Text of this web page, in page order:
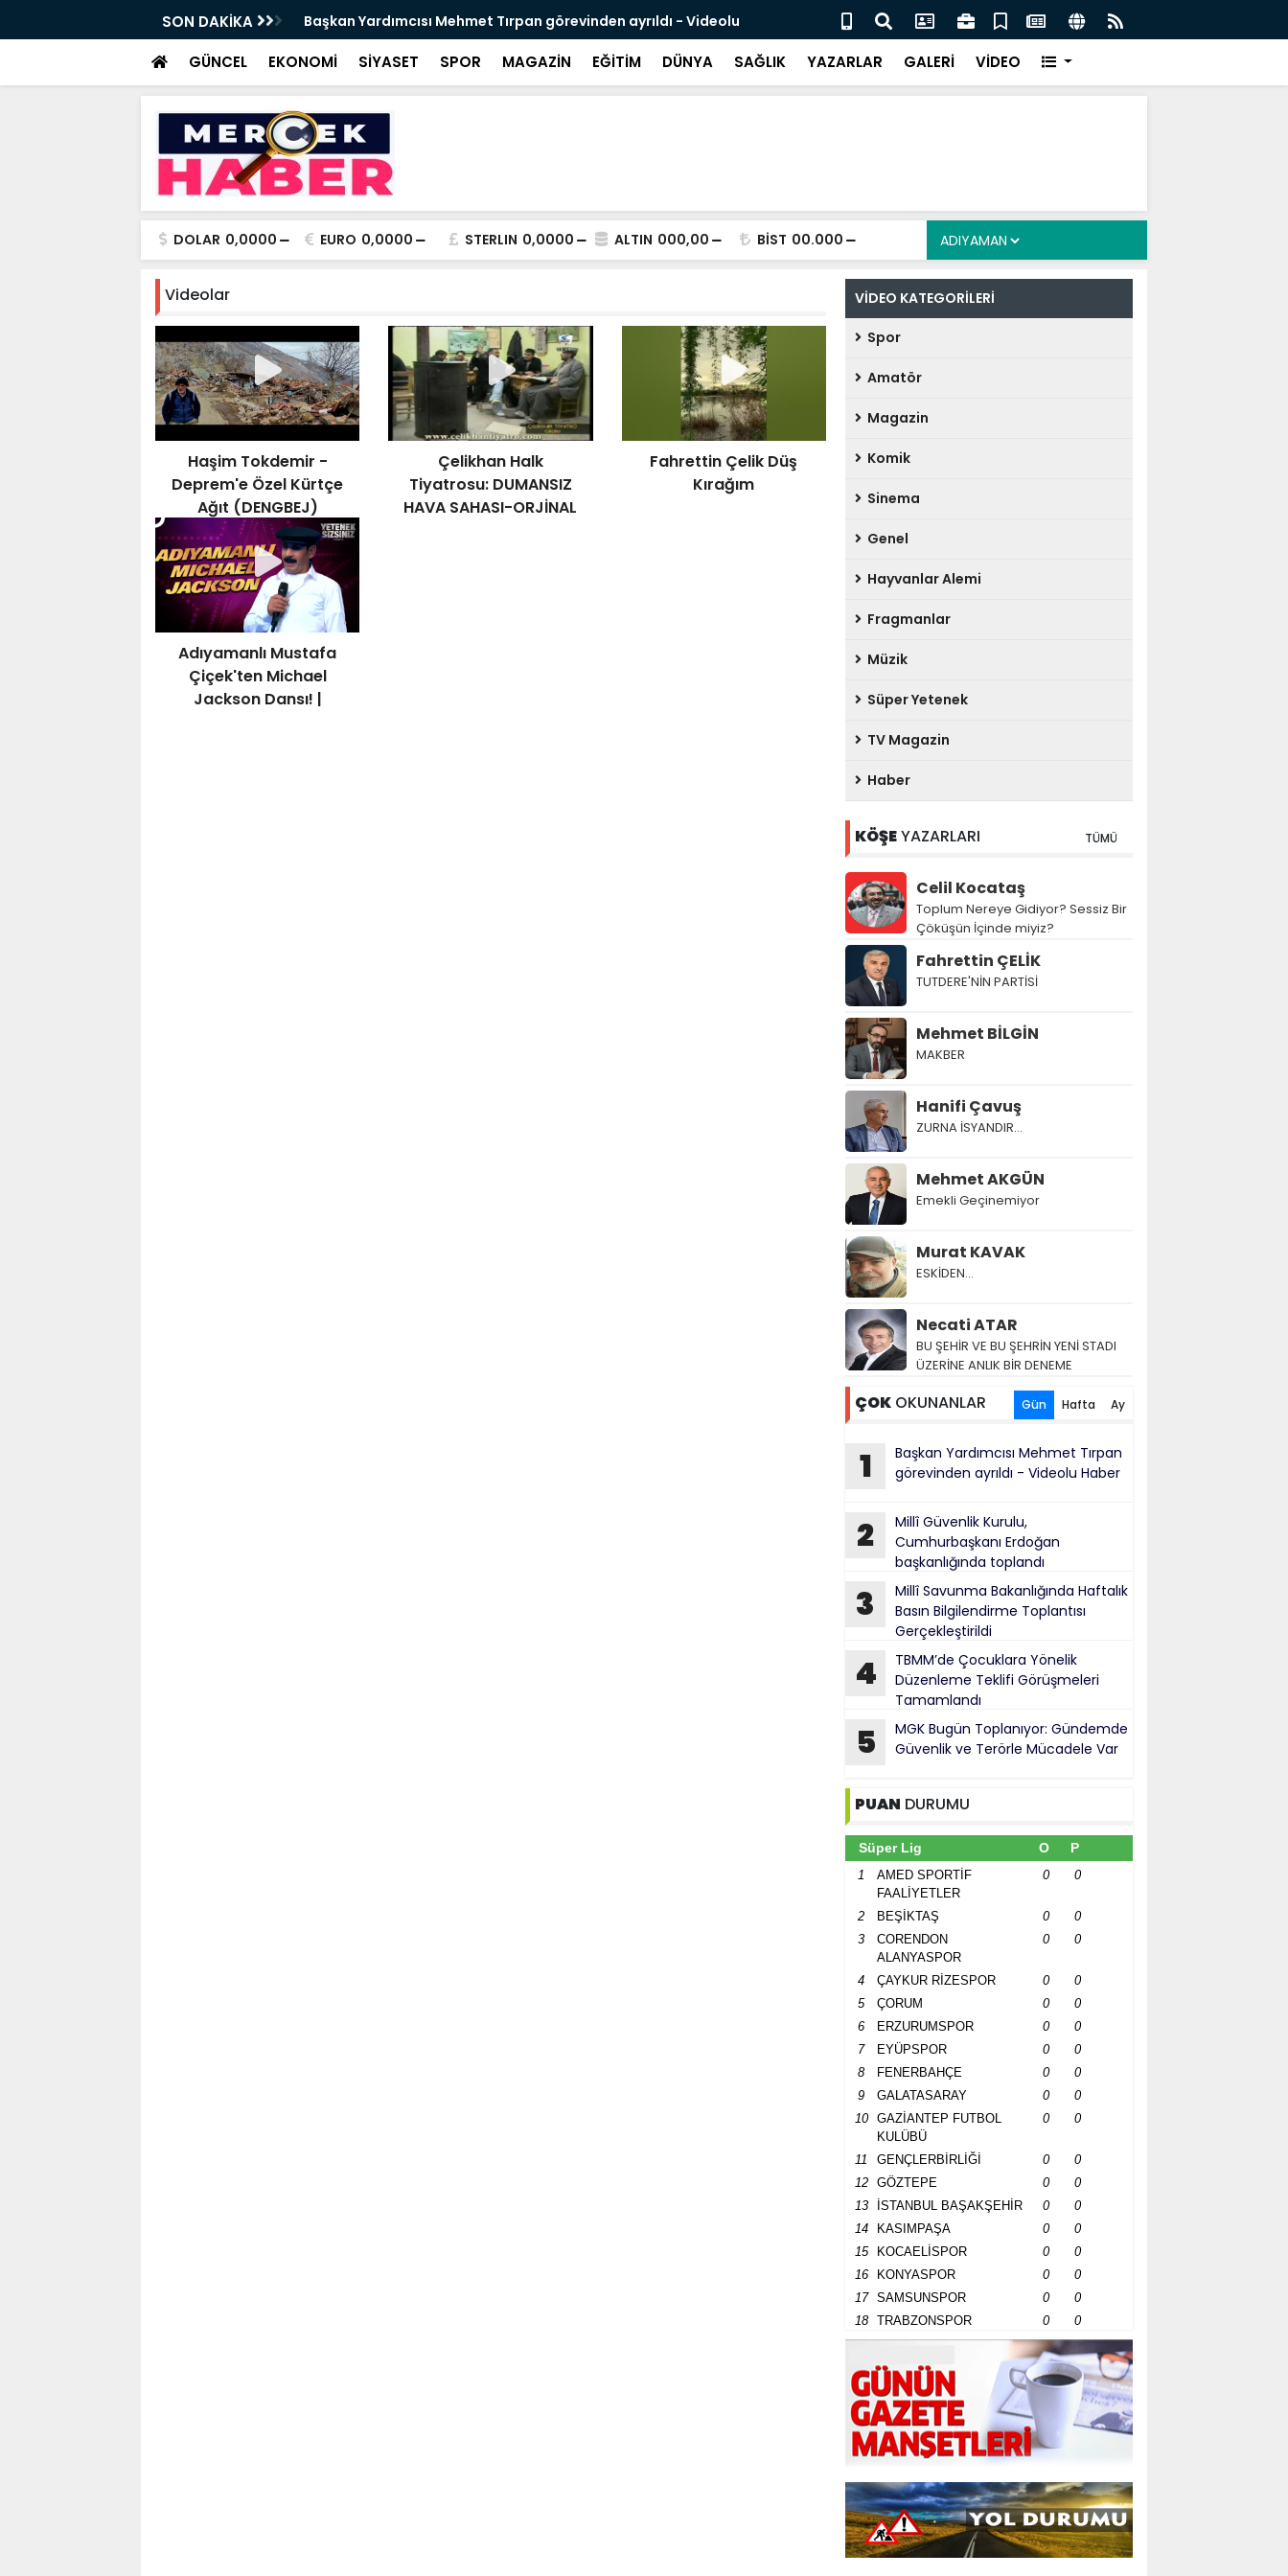
SON DAKİKA
Haftalık Basın Bilgilendirme Toplantısı
Başkan Yardımcısı Mehmet Tırpan görevinden ayrıldı - Videolu
Haber
Cevdet Yılmaz: Nitelikli İnsan Kaynağı İçin Milli Yetkinlik Hamlesi
GÜNCEL EKONOMİ SİYASET SPOR MAGAZİN EĞİTİM DÜNYA SAĞLIK YAZARLAR GALERİ VİDEO
DOLAR 0,0000 EURO 0,0000 STERLIN 0,0000 ALTIN 000,00 BİST 00.000
Videolar
Haşim Tokdemir -
Deprem'e Özel Kürtçe
Ağıt (DENGBEJ)
Çelikhan Halk
Tiyatrosu: DUMANSIZ
HAVA SAHASI-ORJİNAL
Fahrettin Çelik Düş
Kırağım
Adıyamanlı Mustafa
Çiçek'ten Michael
Jackson Dansı! |
VİDEO KATEGORİLERİ
Spor
Amatör
Magazin
Komik
Sinema
Genel
Hayvanlar Alemi
Fragmanlar
Müzik
Süper Yetenek
TV Magazin
Haber
KÖŞEYAZARLARI TÜMÜ
Celil Kocataş
Toplum Nereye Gidiyor? Sessiz Bir
Çöküşün İçinde miyiz?
Fahrettin ÇELİK
TUTDERE'NİN PARTİSİ
Mehmet BİLGİN
MAKBER
Hanifi Çavuş
ZURNA İSYANDIR...
Mehmet AKGÜN
Emekli Geçinemiyor
Murat KAVAK
ESKİDEN...
Necati ATAR
BU ŞEHİR VE BU ŞEHRİN YENİ STADI
ÜZERİNE ANLIK BİR DENEME
ÇOK OKUNANLAR Gün Hafta Ay
1
Başkan Yardımcısı Mehmet Tırpan
görevinden ayrıldı - Videolu Haber
2
Millî Güvenlik Kurulu,
Cumhurbaşkanı Erdoğan
başkanlığında toplandı
3
Millî Savunma Bakanlığında Haftalık
Basın Bilgilendirme Toplantısı
Gerçekleştirildi
4
TBMM’de Çocuklara Yönelik
Düzenleme Teklifi Görüşmeleri
Tamamlandı
5
MGK Bugün Toplanıyor: Gündemde
Güvenlik ve Terörle Mücadele Var
PUAN DURUMU
Süper Lig O P
1
AMED SPORTİF
FAALİYETLER
0 0
2 BEŞİKTAŞ 0
0
3
CORENDON
ALANYASPOR
0 0
4 ÇAYKUR RİZESPOR 0
0
5
ÇORUM 0
0
6
ERZURUMSPOR 0
0
7
EYÜPSPOR 0
0
8
FENERBAHÇE 0
0
9
GALATASARAY 0
0
10
GAZİANTEP FUTBOL
KULÜBÜ
0 0
11 GENÇLERBİRLİĞİ 0
0
12
GÖZTEPE 0
0
13
İSTANBUL BAŞAKŞEHİR 0
0
14
KASIMPAŞA 0
0
15
KOCAELİSPOR 0
0
16
KONYASPOR 0
0
17
SAMSUNSPOR 0
0
18
TRABZONSPOR 0 0